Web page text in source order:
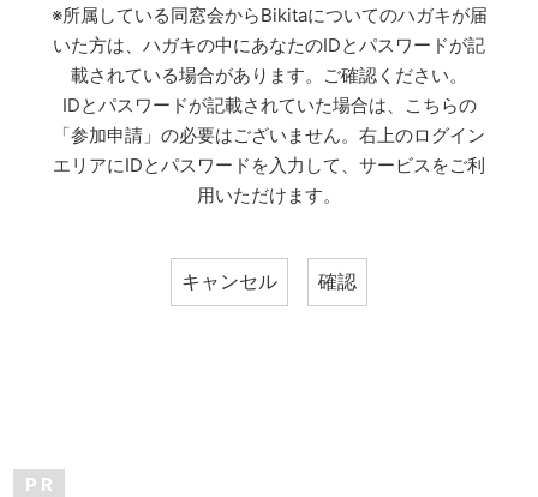
※所属している同窓会からBikitaについてのハガキが届
いた方は、ハガキの中にあなたのIDとパスワードが記
載されている場合があります。ご確認ください。
IDとパスワードが記載されていた場合は、こちらの
「参加申請」の必要はございません。右上のログイン
エリアにIDとパスワードを入力して、サービスをご利
用いただけます。
P R